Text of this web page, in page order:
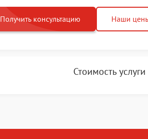
Получить консультацию Наши
Стоимость услуги